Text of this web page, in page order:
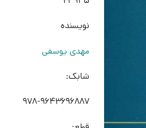
نویسنده
مهدی یوسفی
شابک:
978-9643696887